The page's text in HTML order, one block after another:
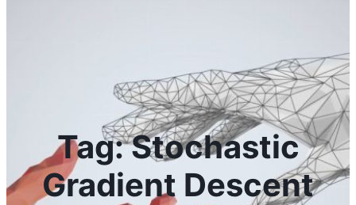
Tag:Stochastic
Gradient Descent